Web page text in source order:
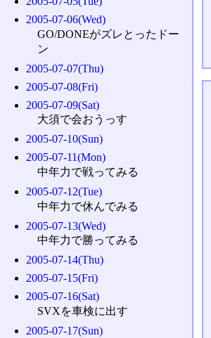
2005-07-06(Wed)
GO/DONEがズレとったドー
ン
2005-07-07(Thu)
2005-07-08(Fri)
2005-07-09(Sat)
大須で会おうっす
2005-07-10(Sun)
2005-07-11(Mon)
中年力で戦ってみる
2005-07-12(Tue)
中年力で休んでみる
2005-07-13(Wed)
中年力で勝ってみる
2005-07-14(Thu)
2005-07-15(Fri)
2005-07-16(Sat)
SVXを車検に出す
2005-07-17(Sun)